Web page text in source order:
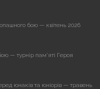
бою — квітень 2026
— турнір пам’яті Героя
юнаків та юніорів — травень